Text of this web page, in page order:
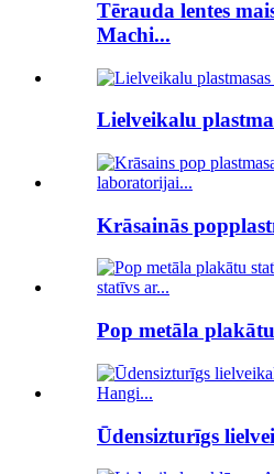
Tērauda lentes
Machi...
Lielveikalu
Krāsainās
Pop metāla
Ūdensizturīgs